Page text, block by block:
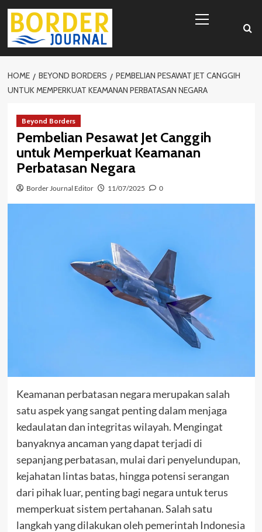
Skip
content
Menu
HOME BEYOND BORDERS
PEMBELIAN PESAWAT JET CANGGIH
UNTUK MEMPERKUAT KEAMANAN PERBATASAN NEGARA
Beyond Borders
Pembelian Pesawat Jet Canggih
untuk Memperkuat Keamanan
Perbatasan Negara
Border Journal Editor 11/07/2025 0
Keamanan perbatasan negara merupakan salah
satu aspek yang sangat penting dalam menjaga
kedaulatan dan integritas wilayah. Mengingat
banyaknya ancaman yang dapat terjadi di
sepanjang perbatasan, mulai dari penyelundupan,
kejahatan lintas batas, hingga potensi serangan
dari pihak luar, penting bagi negara untuk terus
memperkuat sistem pertahanan. Salah satu
langkah yang dilakukan oleh pemerintah Indonesia